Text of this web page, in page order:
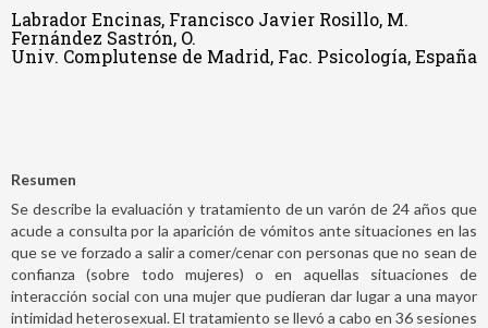
Labrador Encinas, Francisco Javier Rosillo, M.
Fernández Sastrón, O.
Univ. Complutense de Madrid, Fac. Psicología, España
Resumen
Se describe la evaluación y tratamiento de un varón de 24 años que
acude a consulta por la aparición de vómitos ante situaciones en las
que se ve forzado a salir a comer/cenar con personas que no sean de
confianza (sobre todo mujeres) o en aquellas situaciones de
interacción social con una mujer que pudieran dar lugar a una mayor
intimidad heterosexual. El tratamiento se llevó a cabo en 36 sesiones